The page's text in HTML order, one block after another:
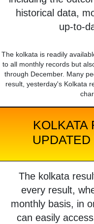
historical data,
up-to-
The kolkata is readily
to all monthly records but
through December. Many
result, yesterday's Kolkata
KOLKATA
The kolkata
every result,
monthly basis, in
can easily